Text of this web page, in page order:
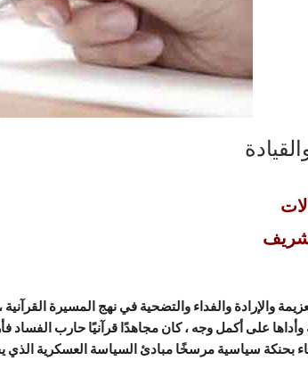
والإرادة والفداء والتضحية في نهج المسيرة
وأداها على أكمل وجه ، كان مجاهدًا قرآنيًا حارب الفساد
بحنكة سياسية مرسخًا مبادئ السياسة العسكرية الذي